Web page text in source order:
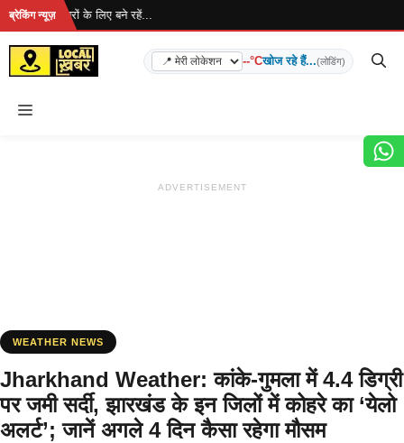
Skip
content
ब्रेकिंग न्यूज़
है... ताज़ा खबरों के लिए बने रहें...
--°Cखोज रहे हैं...(लोडिंग)
Menu
ADVERTISEMENT
WEATHER NEWS
Jharkhand Weather: कांके-गुमला में 4.4 डिग्री
पर जमी सर्दी, झारखंड के इन जिलों में कोहरे का ‘येलो
अलर्ट’; जानें अगले 4 दिन कैसा रहेगा मौसम